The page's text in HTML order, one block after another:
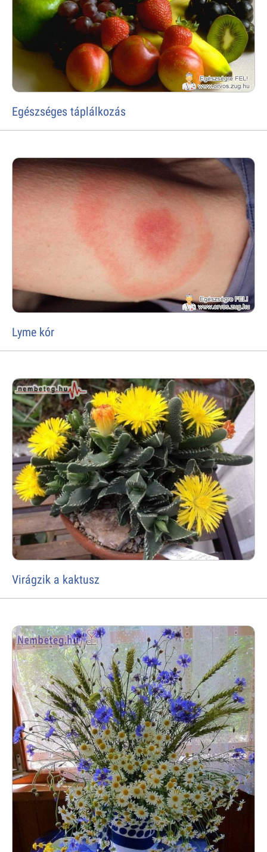
Egészséges táplálkozás
Lyme kór
Virágzik a kaktusz